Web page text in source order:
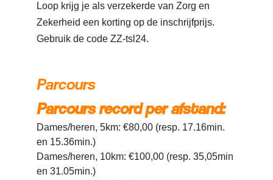
Loop krijg je als verzekerde van Zorg en
Zekerheid een korting op de inschrijfprijs.
Gebruik de code ZZ-tsl24.
Parcours
Parcours record per afstand:
Dames/heren, 5km: €80,00 (resp. 17.16min.
en 15.36min.)
Dames/heren, 10km: €100,00 (resp. 35,05min
en 31.05min.)